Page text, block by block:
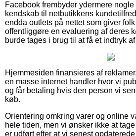
Facebook frembyder ydermere
kendskab til netbutikkens
endda outlets på nettet som giver
offentliggøre en evaluering af deres
burde tages i brug til at få et indtryk
Hjemmesiden finansieres af
en masse internet handler hvor vi
og får betaling hvis den person vi
køb.
Orientering omkring varer og online
hele tiden, men vi ønsker ikke at
er udført efter at vi senest